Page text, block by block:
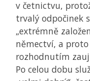
v četnictvu,
trvalý odpočinek
„extrémně
němectví, a
rozhodnutím
Po celou dobu